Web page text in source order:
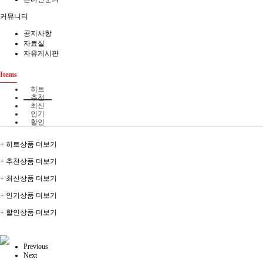
커뮤니티
공지사항
자료실
자유게시판
Items
히트
추천
최신
인기
할인
+ 히트상품 더보기
+ 추천상품 더보기
+ 최신상품 더보기
+ 인기상품 더보기
+ 할인상품 더보기
Previous
Next